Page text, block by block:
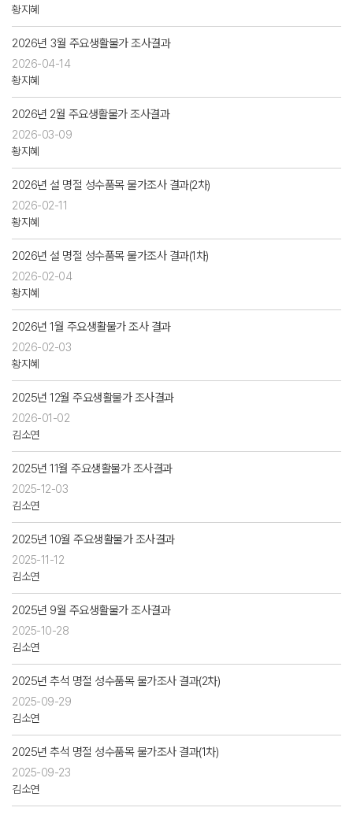
황지혜
2026년 3월 주요생활물가 조사결과
2026-04-14
황지혜
2026년 2월 주요생활물가 조사결과
2026-03-09
황지혜
2026년 설 명절 성수품목 물가조사 결과(2차)
2026-02-11
황지혜
2026년 설 명절 성수품목 물가조사 결과(1차)
2026-02-04
황지혜
2026년 1월 주요생활물가 조사 결과
2026-02-03
황지혜
2025년 12월 주요생활물가 조사결과
2026-01-02
김소연
2025년 11월 주요생활물가 조사결과
2025-12-03
김소연
2025년 10월 주요생활물가 조사결과
2025-11-12
김소연
2025년 9월 주요생활물가 조사결과
2025-10-28
김소연
2025년 추석 명절 성수품목 물가조사 결과(2차)
2025-09-29
김소연
2025년 추석 명절 성수품목 물가조사 결과(1차)
2025-09-23
김소연